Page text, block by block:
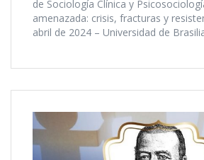
de Sociología Clínica y
amenazada: crisis, fracturas y
abril de 2024 – Universidad de